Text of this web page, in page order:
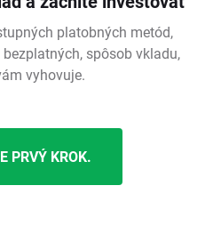
platobných metód,
spôsob vkladu,
vyhovuje.
PRVÝ KROK.